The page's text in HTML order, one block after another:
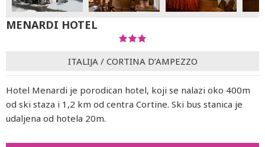
MENARDI HOTEL
ITALIJA / CORTINA D’AMPEZZO
Hotel Menardi je porodican hotel, koji se nalazi oko 400m
od ski staza i 1,2 km od centra Cortine. Ski bus stanica je
udaljena od hotela 20m.